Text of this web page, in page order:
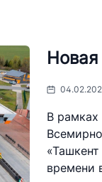
В рамках
времени